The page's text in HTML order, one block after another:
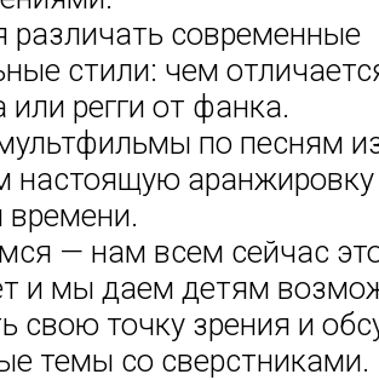
различать современные
стили: чем
или регги от фанка.
по песням
настоящую аранжировку
времени.
— нам всем сейчас
и мы даем детям
свою точку зрения и
темы со сверстниками.